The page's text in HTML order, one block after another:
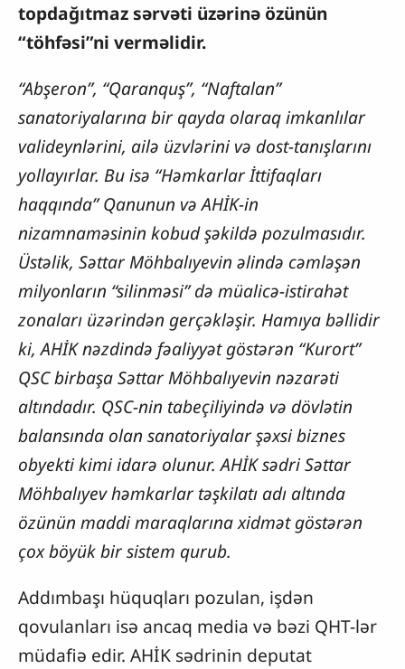
topdağıtmaz sərvəti üzərinə özünün
“töhfəsi”ni verməlidir.
“Abşeron”, “Qaranquş”, “Naftalan”
sanatoriyalarına bir qayda olaraq imkanlılar
valideynlərini, ailə üzvlərini və dost-tanışlarını
yollayırlar. Bu isə “Həmkarlar İttifaqları
haqqında” Qanunun və AHİK-in
nizamnaməsinin kobud şəkildə pozulmasıdır.
Üstəlik, Səttar Möhbalıyevin əlində cəmləşən
milyonların “silinməsi” də müalicə-istirahət
zonaları üzərindən gerçəkləşir. Hamıya bəllidir
ki, AHİK nəzdində fəaliyyət göstərən “Kurort”
QSC birbaşa Səttar Möhbalıyevin nəzarəti
altındadır. QSC-nin tabeçiliyində və dövlətin
balansında olan sanatoriyalar şəxsi biznes
obyekti kimi idarə olunur. AHİK sədri Səttar
Möhbalıyev həmkarlar təşkilatı adı altında
özünün maddi maraqlarına xidmət göstərən
çox böyük bir sistem qurub.
Addımbaşı hüquqları pozulan, işdən
qovulanları isə ancaq media və bəzi QHT-lər
müdafiə edir. AHİK sədrinin deputat